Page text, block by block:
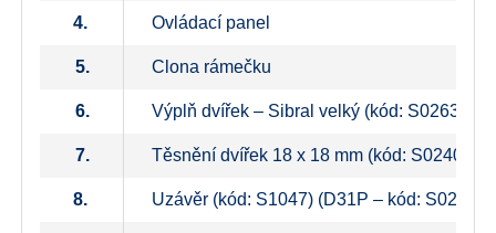
4. Ovládací panel
5. Clona rámečku
6. Výplň dvířek – Sibral velký (kód: S0263)
7. Těsnění dvířek 18 x 18 mm (kód: S0240)
8. Uzávěr (kód: S1047) (D31P – kód: S0212)